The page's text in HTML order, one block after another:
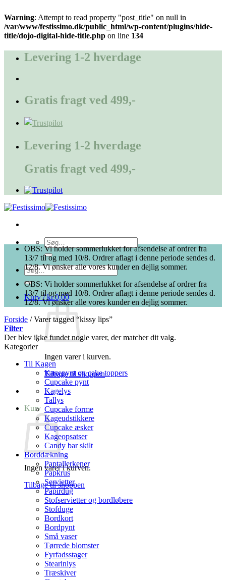
Warning: Attempt to read property "post_title" on null in
/var/www/festissimo.dk/public_html/wp-content/plugins/hide-
title/dojo-digital-hide-title.php on line 134
til
indholdLevering 1-2 hverdage
Gratis fragt ved 499,-
Levering 1-2 hverdage
Gratis fragt ved 499,-
Søg
efter:
Søg
efter:
Kurv /kr.0,00
Ingen varer i kurven.
Tilbage til shoppen
Kurv
Ingen varer i kurven.
Tilbage til shoppen
OBS: Vi holder sommerlukket for afsendelse af ordrer fra
13/7 til og med 10/8. Ordrer aflagt i denne periode sendes d.
12/8. Vi ønsker alle vores kunder en dejlig sommer.
OBS: Vi holder sommerlukket for afsendelse af ordrer fra
13/7 til og med 10/8. Ordrer aflagt i denne periode sendes d.
12/8. Vi ønsker alle vores kunder en dejlig sommer.
Forside /Varer tagged “kissy lips”
Filter
Der blev ikke fundet nogle varer, der matcher dit valg.
Kategorier
Til Kagen
Kagepynt og cake toppers
Cupcake pynt
Kagelys
Tallys
Cupcake forme
Kageudstikkere
Cupcake æsker
Kageopsatser
Candy bar skilt
Borddækning
Paptallerkener
Papkrus
Servietter
Papirdug
Stofservietter og bordløbere
Stofduge
Bordkort
Bordpynt
Små vaser
Tørrede blomster
Fyrfadsstager
Stearinlys
Træskiver